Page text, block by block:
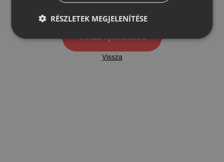
Vissza nyítóoldalra
Vissza
RÉSZLETEK MEGJELENÍTÉSE